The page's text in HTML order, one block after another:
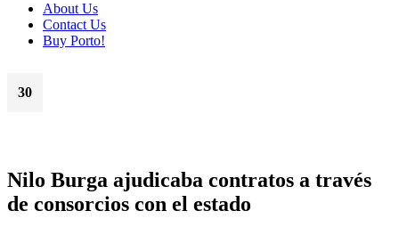
About Us
Contact Us
Buy Porto!
30
Nilo Burga ajudicaba contratos a través
de consorcios con el estado